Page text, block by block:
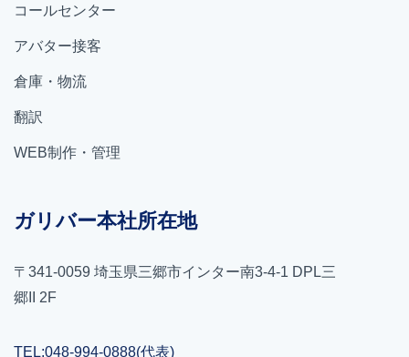
コールセンター
アバター接客
倉庫・物流
翻訳
WEB制作・管理
ガリバー本社所在地
〒341-0059 埼玉県三郷市インター南3-4-1 DPL三
郷II 2F
TEL:048-994-0888(代表)